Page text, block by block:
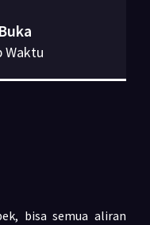
Waktu
bisa semua aliran